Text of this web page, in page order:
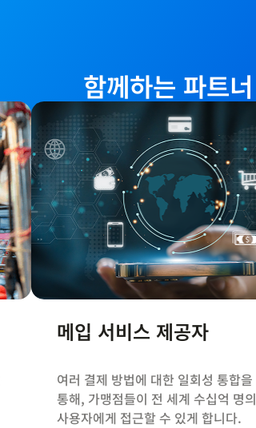
함께하는 파트너
메입 서비스 제공자
여러 결제 방법에 대한 일회성 통합을
통해, 가맹점들이 전 세계 수십억 명의
사용자에게 접근할 수 있게 합니다.